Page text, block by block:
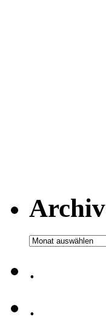
Archiv
Archiv
.
.